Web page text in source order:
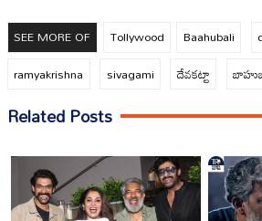
SEE MORE OF Tollywood Baahubali
ramyakrishna
sivagami దేవకట్టా
Related Posts